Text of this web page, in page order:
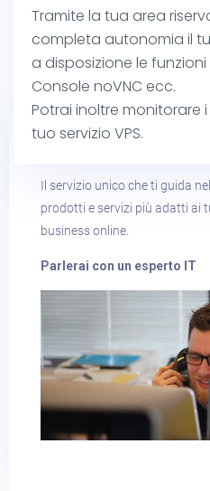
Tramite la tua area
completa autonomia il
a disposizione le
Console noVNC ecc.
Potrai inoltre monitorare
tuo servizio VPS.
Parla
Il servizio unico che ti guida
prodotti e servizi più adatti ai
business online.
Parlerai con un esperto IT